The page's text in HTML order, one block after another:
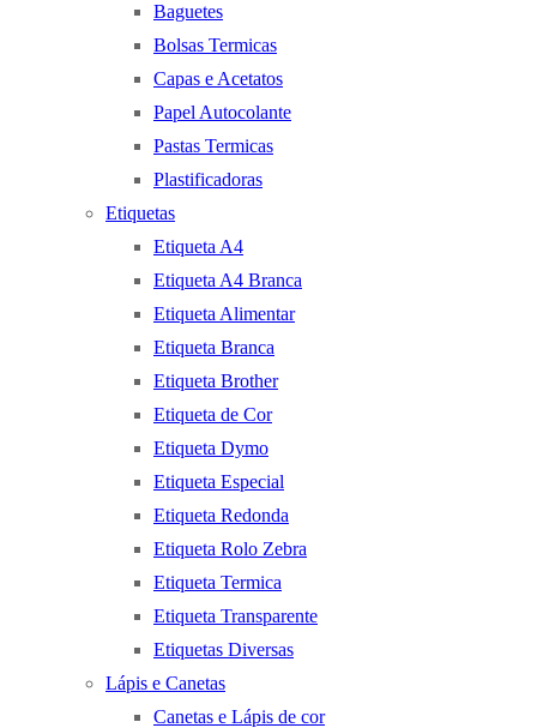
Baguetes
Bolsas Termicas
Capas e Acetatos
Papel Autocolante
Pastas Termicas
Plastificadoras
Etiquetas
Etiqueta A4
Etiqueta A4 Branca
Etiqueta Alimentar
Etiqueta Branca
Etiqueta Brother
Etiqueta de Cor
Etiqueta Dymo
Etiqueta Especial
Etiqueta Redonda
Etiqueta Rolo Zebra
Etiqueta Termica
Etiqueta Transparente
Etiquetas Diversas
Lápis e Canetas
Canetas e Lápis de cor